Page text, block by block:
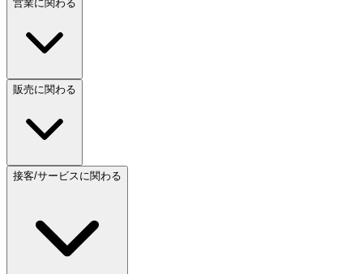
営業に関わる
販売に関わる
接客/サービスに関わる